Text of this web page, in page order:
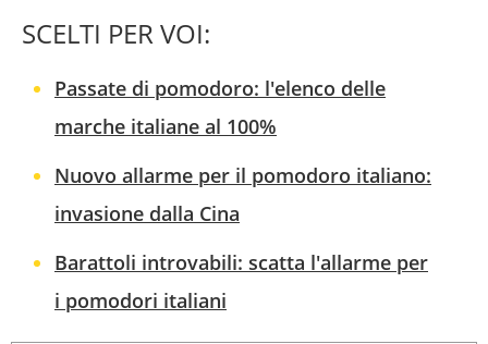
SCELTI PER VOI:
Passate di pomodoro: l'elenco delle
marche italiane al 100%
Nuovo allarme per il pomodoro italiano:
invasione dalla Cina
Barattoli introvabili: scatta l'allarme per
i pomodori italiani